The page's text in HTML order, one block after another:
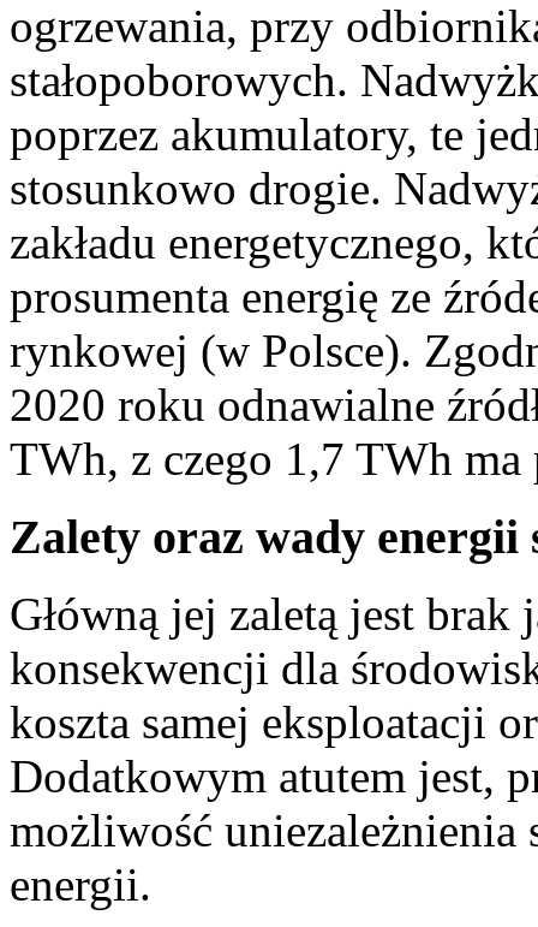
ogrzewania, przy
stałopoborowych.
poprzez akumulatory, te
stosunkowo drogie.
zakładu energetycznego,
prosumenta energię ze
rynkowej (w Polsce).
2020 roku odnawialne
TWh, z czego 1,7 TWh
Zalety oraz wady energii
Główną jej zaletą jest
konsekwencji dla
koszta samej eksploatacji
Dodatkowym atutem jest,
możliwość
energii.